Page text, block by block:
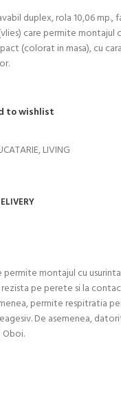
duplex, rola 10,06
care permite montajul
(colorat in masa), cu
to wishlist
LIVING
montajul cu
pe perete si la
permite respitratia
De asemenea,
Oboi.